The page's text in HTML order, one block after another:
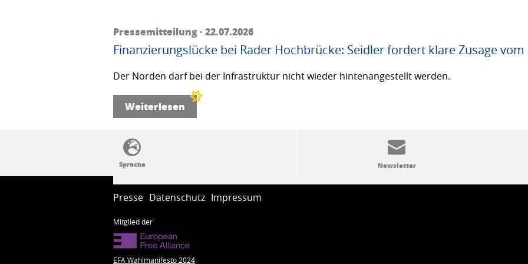
Pressemitteilung · 22.07.2026
Finanzierungslücke bei Rader Hochbrücke: Seidler fordert klare Zusage
Der Norden darf bei der Infrastruktur nicht wieder hintenangestellt werden.
Weiterlesen
SSW-Politik von A bis Z
Presse Datenschutz Impressum
Mitglied der
EFA Wahlmanifesto 2024